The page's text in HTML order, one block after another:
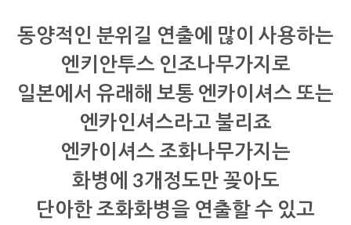
동양적인 분위길 연출에 많이 사용하는
엔키안투스 인조나무가지로
일본에서 유래해 보통 엔카이셔스 또는
엔카인셔스라고 불리죠
엔카이셔스 조화나무가지는
화병에 3개정도만 꽂아도
단아한 조화화병을 연출할 수 있고